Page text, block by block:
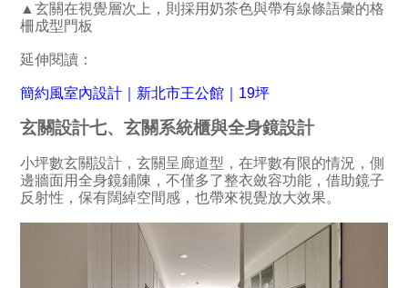
▲玄關在視覺層次上，則採用奶茶色與帶有線條語彙的格
柵成型門板
延伸閱讀：
簡約風室內設計｜新北市王公館｜19坪
玄關設計七、玄關系統櫃與全身鏡設計
小坪數玄關設計，玄關呈廊道型，在坪數有限的情況，側
邊牆面用全身鏡鋪陳，不僅多了整衣斂容功能，借助鏡子
反射性，保有闊綽空間感，也帶來視覺放大效果。